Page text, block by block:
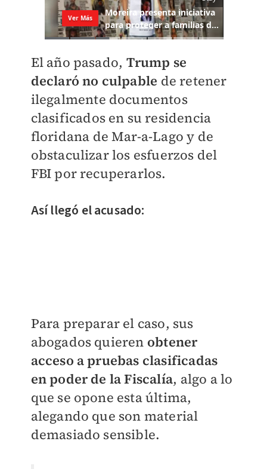
El año pasado, Trump se
declaró no culpable de retener
ilegalmente documentos
clasificados en su residencia
floridana de Mar-a-Lago y de
obstaculizar los esfuerzos del
FBI por recuperarlos.
Así llegó el acusado:
Para preparar el caso, sus
abogados quieren obtener
acceso a pruebas clasificadas
en poder de la Fiscalía, algo a lo
que se opone esta última,
alegando que son material
demasiado sensible.